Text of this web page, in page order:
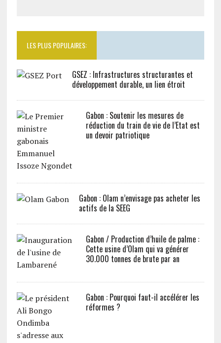
LES PLUS POPULAIRES:
GSEZ : Infrastructures structurantes et
développement durable, un lien étroit
Gabon : Soutenir les mesures de
réduction du train de vie de l’Etat est
un devoir patriotique
Gabon : Olam n’envisage pas acheter les
actifs de la SEEG
Gabon / Production d’huile de palme :
Cette usine d’Olam qui va générer
30.000 tonnes de brute par an
Gabon : Pourquoi faut-il accélérer les
réformes ?